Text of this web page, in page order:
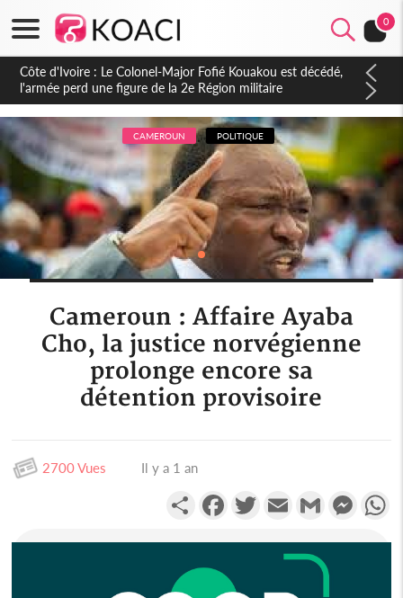
0
Côte d'Ivoire : Le Colonel-Major Fofié Kouakou est décédé,
l'armée perd une figure de la 2e Région militaire
CAMEROUN POLITIQUE
Cameroun : Affaire Ayaba
Cho, la justice norvégienne
prolonge encore sa
détention provisoire
2700 Vues Il y a 1 an
PartagerFacebookTwitterEmail Gmail